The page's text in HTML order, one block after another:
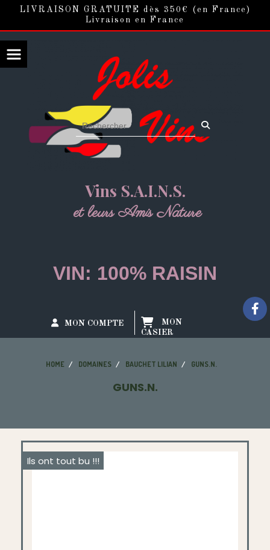
LIVRAISON GRATUITE dès 350€ (en France)
Livraison en France
Vins S.A.I.N.S.
et leurs Amis Nature
VIN: 100% RAISIN
MON COMPTE
MON
CASIER
HOME DOMAINES BAUCHET LILIAN GUNS.N.
GUNS.N.
Ils ont tout bu !!!
Panneau de gestion des cookies